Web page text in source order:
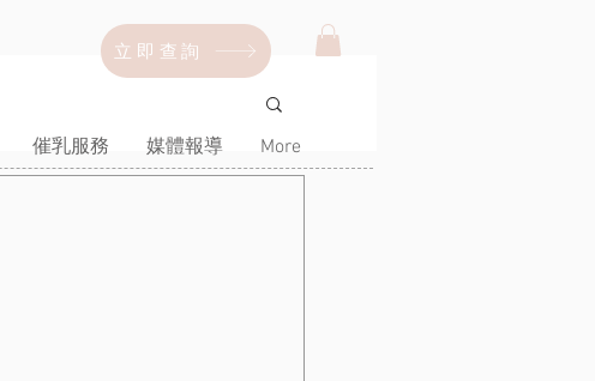
立即查詢
催乳服務 媒體報導 More